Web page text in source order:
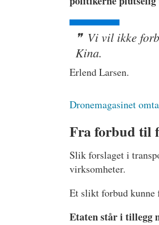
Vi vil ikke
Kina.
Erlend Larsen.
Dronemagasinet
Fra forbud til
Slik forslaget i
virksomheter.
Et slikt forbud kunne
Etaten står i tillegg